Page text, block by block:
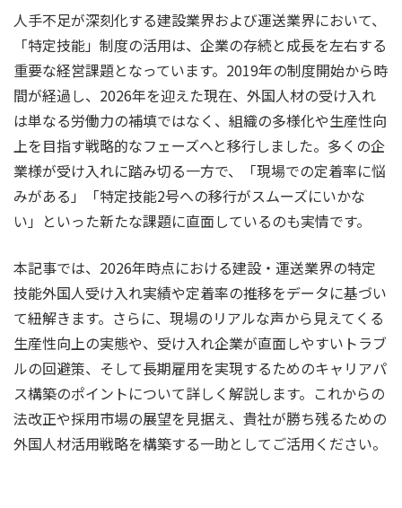
人手不足が深刻化する建設業界および運送業界において、
「特定技能」制度の活用は、企業の存続と成長を左右する
重要な経営課題となっています。2019年の制度開始から時
間が経過し、2026年を迎えた現在、外国人材の受け入れ
は単なる労働力の補填ではなく、組織の多様化や生産性向
上を目指す戦略的なフェーズへと移行しました。多くの企
業様が受け入れに踏み切る一方で、「現場での定着率に悩
みがある」「特定技能2号への移行がスムーズにいかな
い」といった新たな課題に直面しているのも実情です。
本記事では、2026年時点における建設・運送業界の特定
技能外国人受け入れ実績や定着率の推移をデータに基づい
て紐解きます。さらに、現場のリアルな声から見えてくる
生産性向上の実態や、受け入れ企業が直面しやすいトラブ
ルの回避策、そして長期雇用を実現するためのキャリアパ
ス構築のポイントについて詳しく解説します。これからの
法改正や採用市場の展望を見据え、貴社が勝ち残るための
外国人材活用戦略を構築する一助としてご活用ください。